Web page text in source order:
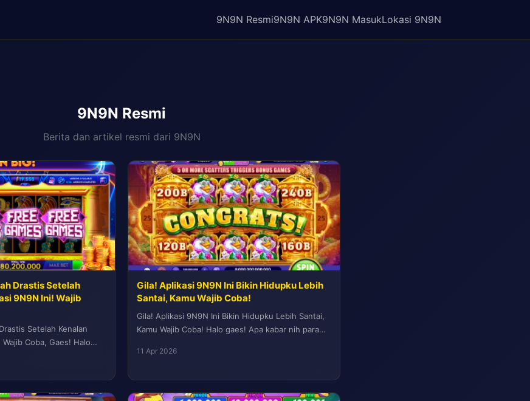
9N9N Resmi9N9N APK9N9N MasukLokasi 9N9N
9N9N Resmi
Berita dan artikel resmi dari 9N9N
Drastis Setelah
9N9N Ini! Wajib
Setelah Kenalan
Coba, Gaes! Halo
Gila! Aplikasi 9N9N Ini Bikin Hidupku Lebih
Santai, Kamu Wajib Coba!
Gila! Aplikasi 9N9N Ini Bikin Hidupku Lebih Santai,
Kamu Wajib Coba! Halo gaes! Apa kabar nih para
11 Apr 2026